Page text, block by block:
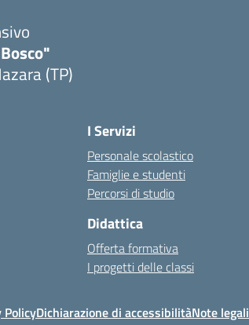
(TP)
I Servizi
Personale scolastico
Famiglie e studenti
Percorsi di studio
Didattica
Offerta formativa
I progetti delle classi
PolicyDichiarazione di accessibilitàNote legali